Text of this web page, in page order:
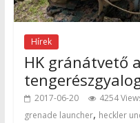
Hírek
HK gránátvető
2017-06-20 4254
grenade launcher, heckler